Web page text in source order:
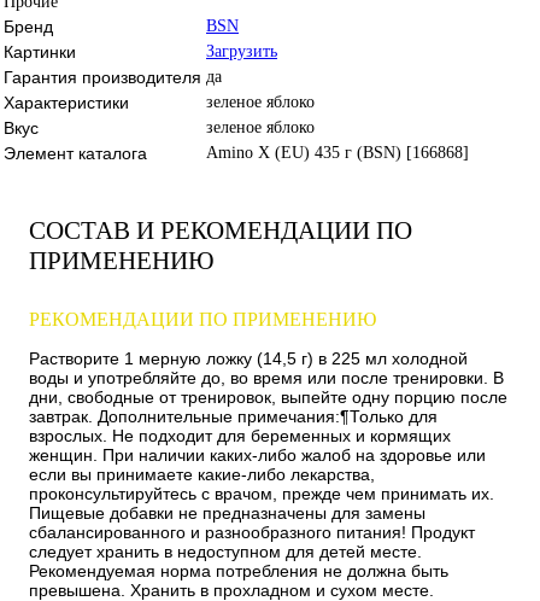
Бренд BSN
Картинки Загрузить
Гарантия производителя да
Характеристики зеленое яблоко
Вкус зеленое яблоко
Элемент каталога Amino X (EU) 435 г (BSN) [166868]
СОСТАВ И РЕКОМЕНДАЦИИ ПО
ПРИМЕНЕНИЮ
РЕКОМЕНДАЦИИ ПО ПРИМЕНЕНИЮ
Растворите 1 мерную ложку (14,5 г) в 225 мл холодной
воды и употребляйте до, во время или после тренировки. В
дни, свободные от тренировок, выпейте одну порцию после
завтрак. Дополнительные примечания:¶Только для
взрослых. Не подходит для беременных и кормящих
женщин. При наличии каких-либо жалоб на здоровье или
если вы принимаете какие-либо лекарства,
проконсультируйтесь с врачом, прежде чем принимать их.
Пищевые добавки не предназначены для замены
сбалансированного и разнообразного питания! Продукт
следует хранить в недоступном для детей месте.
Рекомендуемая норма потребления не должна быть
превышена. Хранить в прохладном и сухом месте.